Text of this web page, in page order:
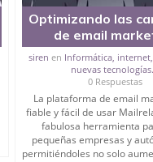
Optimizando las
de email
siren en Informática,
nuevas
0 Respuestas
La plataforma de email
fiable y fácil de usar
fabulosa herramienta
pequeñas empresas y
permitiéndoles no solo